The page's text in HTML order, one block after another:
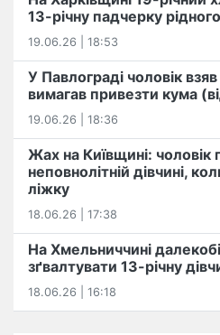
13-річну падчерку
19.06.26 | 18:53
У Павлограді чоловік
вимагав привезти кума
19.06.26 | 18:36
Жах на Київщині: чоловік
неповнолітній дівчині,
ліжку
18.06.26 | 17:38
На Хмельниччині
зґвалтувати 13-річну
18.06.26 | 16:18